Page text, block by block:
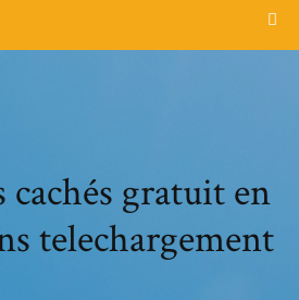
cachés gratuit en
telechargement